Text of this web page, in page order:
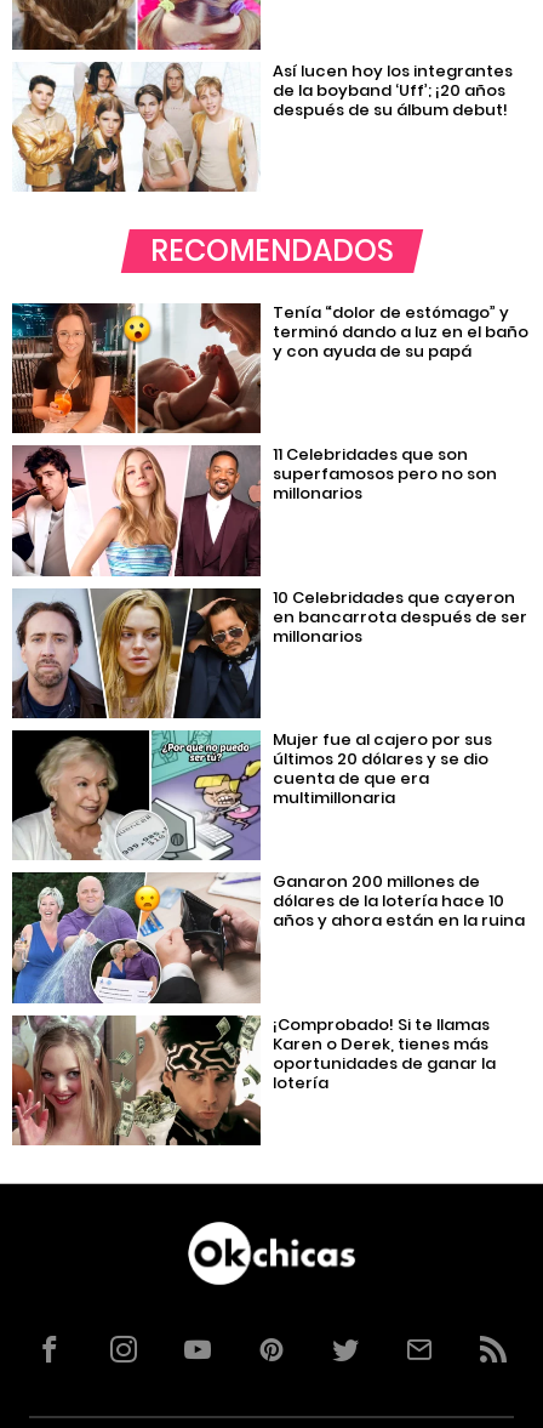
Así lucen hoy los integrantes
de la boyband ‘Uff’; ¡20 años
después de su álbum debut!
RECOMENDADOS
Tenía “dolor de estómago” y
terminó dando a luz en el baño
y con ayuda de su papá
11 Celebridades que son
superfamosos pero no son
millonarios
10 Celebridades que cayeron
en bancarrota después de ser
millonarios
Mujer fue al cajero por sus
últimos 20 dólares y se dio
cuenta de que era
multimillonaria
Ganaron 200 millones de
dólares de la lotería hace 10
años y ahora están en la ruina
¡Comprobado! Si te llamas
Karen o Derek, tienes más
oportunidades de ganar la
lotería
FacebookInstagramYouTubePinterestTwitterCorreoRSS